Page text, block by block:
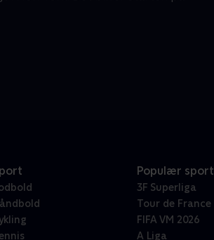
Populær sport
3F Superliga
Tour de France
FIFA VM 2026
A Liga